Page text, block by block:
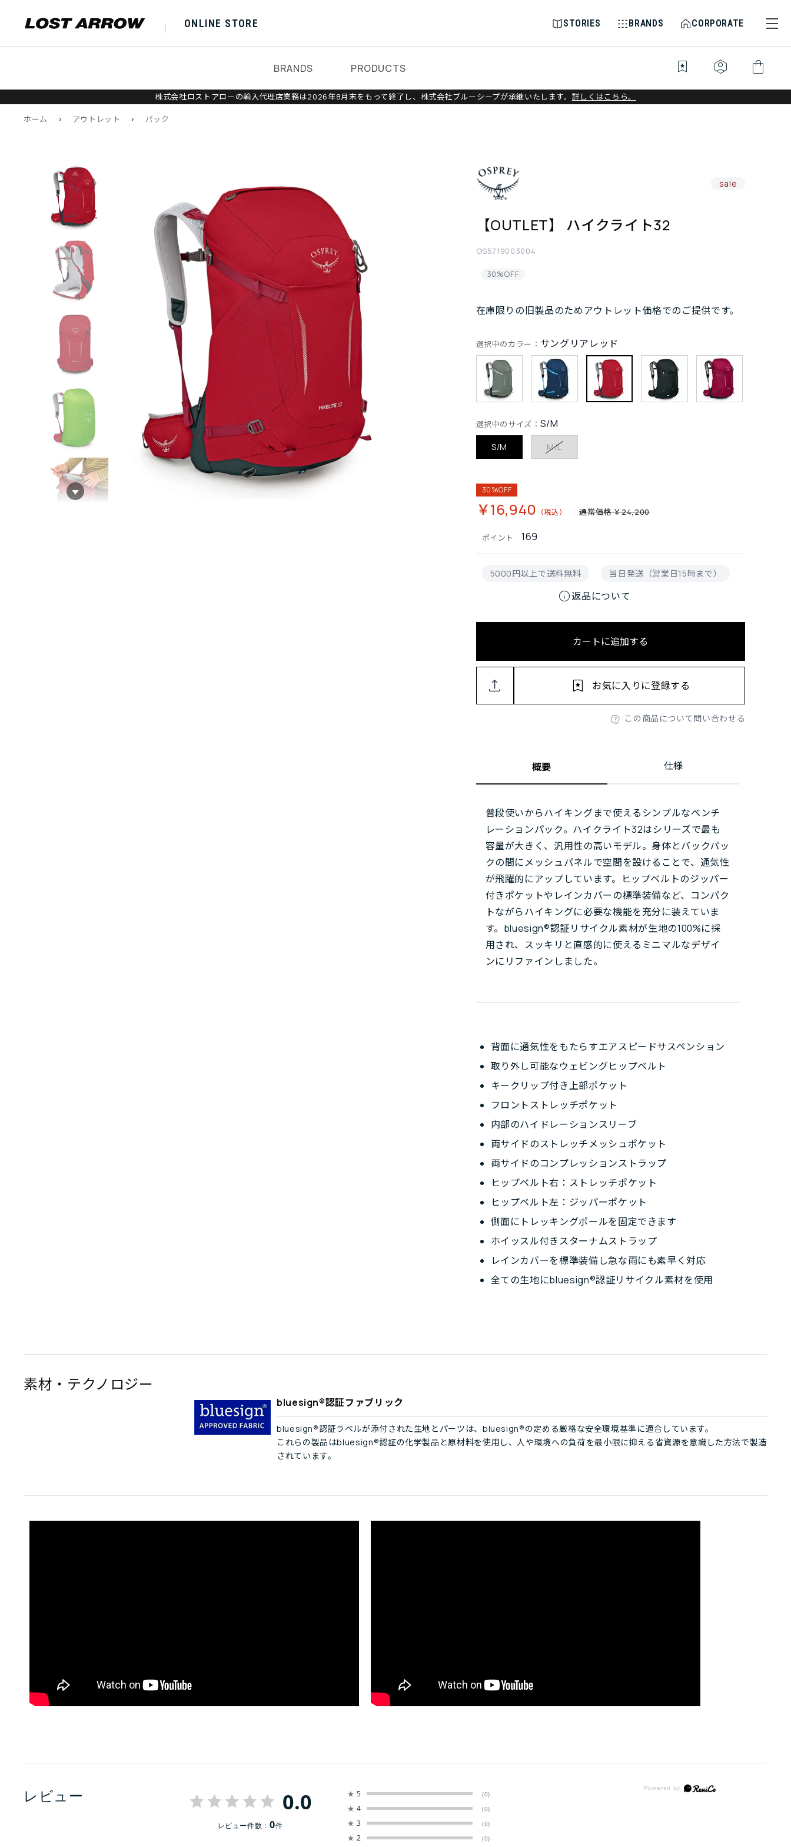
ONLINE STORE STORIES BRANDS CORPORATE
BRANDS PRODUCTS bookmark_star identity_platform shopping_bag
株式会社ロストアローの輸入代理店業務は2026年8月末をもって終了し、株式会社ブルーシープが承継いたします。 詳しくはこちら。
ホーム > アウトレット > パック
sale
【OUTLET】 ハイクライト32
OS5719003004
30%OFF
在庫限りの旧製品のためアウトレット価格でのご提供です。
ポイント 169
選択中のカラー： サングリアレッド
選択中のサイズ： S/M
S/M M/L
5000円以上で送料無料 当日発送（営業日15時まで）
info返品について
30%OFF
￥16,940 通常価格 ￥24,200
カートに追加する
この商品について問い合わせる
お気に入りに登録する
概要 仕様
普段使いからハイキングまで使えるシンプルなベンチ
レーションパック。ハイクライト32はシリーズで最も
容量が大きく、汎用性の高いモデル。身体とバックパッ
クの間にメッシュパネルで空間を設けることで、通気性
が飛躍的にアップしています。ヒップベルトのジッパー
付きポケットやレインカバーの標準装備など、コンパク
トながらハイキングに必要な機能を充分に装えていま
す。bluesign®認証リサイクル素材が生地の100%に採
用され、スッキリと直感的に使えるミニマルなデザイ
ンにリファインしました。
背面に通気性をもたらすエアスピードサスペンション
取り外し可能なウェビングヒップベルト
キークリップ付き上部ポケット
フロントストレッチポケット
内部のハイドレーションスリーブ
両サイドのストレッチメッシュポケット
両サイドのコンプレッションストラップ
ヒップベルト右：ストレッチポケット
ヒップベルト左：ジッパーポケット
側面にトレッキングポールを固定できます
ホイッスル付きスターナムストラップ
レインカバーを標準装備し急な雨にも素早く対応
全ての生地にbluesign®認証リサイクル素材を使用
素材・テクノロジー
bluesign®認証ファブリック
bluesign®認証ラベルが添付された生地とパーツは、bluesign®の定める厳格な安全環境基準に適合しています。
これらの製品はbluesign®認証の化学製品と原材料を使用し、人や環境への負荷を最小限に抑える省資源を意識した方法で製造
されています。
レビュー 0.0
レビュー件数：0件
★ 5 (0)
★ 4 (0)
★ 3 (0)
★ 2 (0)